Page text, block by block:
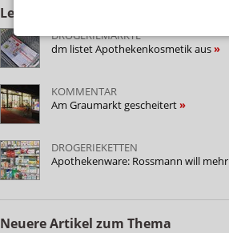
Lesen Sie auch
DROGERIEMÄRKTE
dm listet Apothekenkosmetik aus
KOMMENTAR
Am Graumarkt gescheitert
DROGERIEKETTEN
Apothekenware: Rossmann will mehr
Neuere Artikel zum Thema